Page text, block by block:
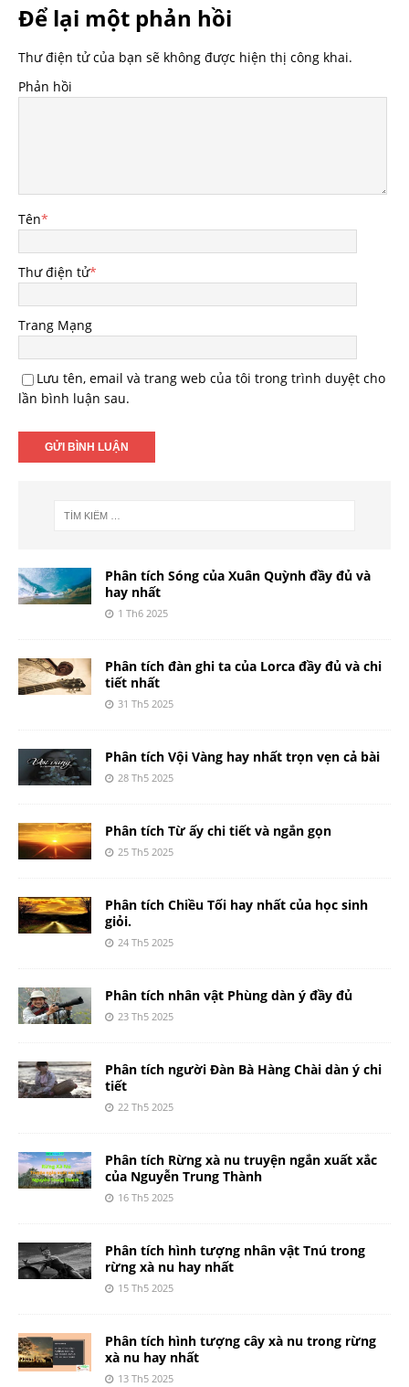
Để lại một phản hồi
Thư điện tử của bạn sẽ không được hiện thị công khai.
Phản hồi
Tên*
Thư điện tử*
Trang Mạng
Lưu tên, email và trang web của tôi trong trình duyệt cho
lần bình luận sau.
Phân tích Sóng của Xuân Quỳnh đầy đủ và
hay nhất
1 Th6 2025
Phân tích đàn ghi ta của Lorca đầy đủ và chi
tiết nhất
31 Th5 2025
Phân tích Vội Vàng hay nhất trọn vẹn cả bài
28 Th5 2025
Phân tích Từ ấy chi tiết và ngắn gọn
25 Th5 2025
Phân tích Chiều Tối hay nhất của học sinh
giỏi.
24 Th5 2025
Phân tích nhân vật Phùng dàn ý đầy đủ
23 Th5 2025
Phân tích người Đàn Bà Hàng Chài dàn ý chi
tiết
22 Th5 2025
Phân tích Rừng xà nu truyện ngắn xuất xắc
của Nguyễn Trung Thành
16 Th5 2025
Phân tích hình tượng nhân vật Tnú trong
rừng xà nu hay nhất
15 Th5 2025
Phân tích hình tượng cây xà nu trong rừng
xà nu hay nhất
13 Th5 2025